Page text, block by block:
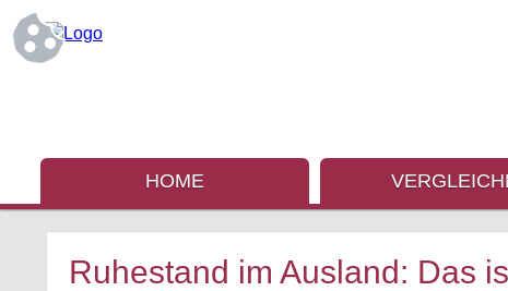
HOME
Ruhestand im Ausland: Das